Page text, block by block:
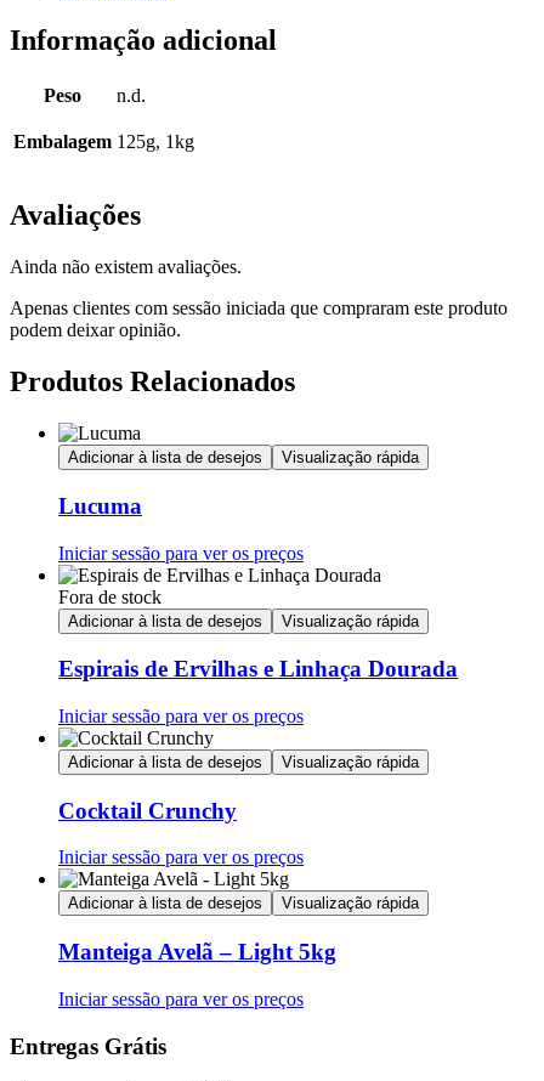
Informação adicional
Peso n.d.
Embalagem 125g, 1kg
Avaliações
Ainda não existem avaliações.
Apenas clientes com sessão iniciada que compraram este produto
podem deixar opinião.
Produtos Relacionados
Adicionar à lista de desejos Visualização rápida
Lucuma
Iniciar sessão para ver os preços
Fora de stock
Adicionar à lista de desejos Visualização rápida
Espirais de Ervilhas e Linhaça Dourada
Iniciar sessão para ver os preços
Adicionar à lista de desejos Visualização rápida
Cocktail Crunchy
Iniciar sessão para ver os preços
Adicionar à lista de desejos Visualização rápida
Manteiga Avelã – Light 5kg
Iniciar sessão para ver os preços
Entregas Grátis